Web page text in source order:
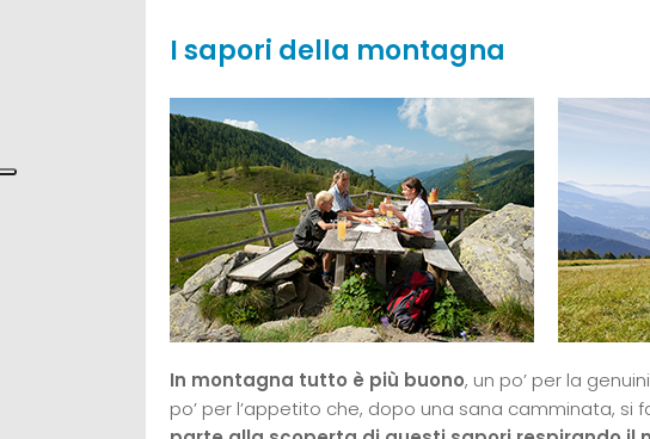
I sapori della montagna
In montagna tutto è più buono, un po’ per la
po’ per l’appetito che, dopo una sana camminata, si